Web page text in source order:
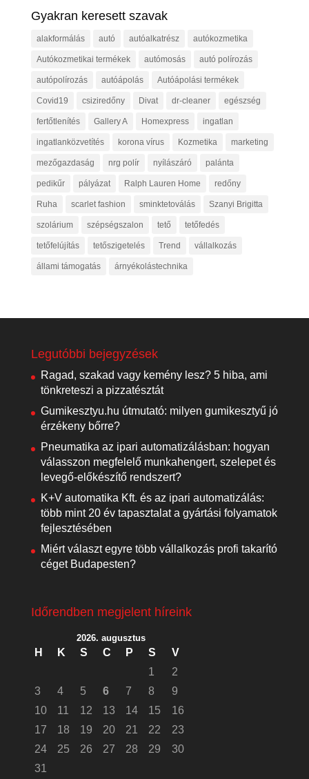
Gyakran keresett szavak
alakformálás autó autóalkatrész autókozmetika
Autókozmetikai termékek autómosás autó polírozás
autópolírozás autóápolás Autóápolási termékek
Covid19 csiziredőny Divat dr-cleaner egészség
fertőtlenítés Gallery A Homexpress ingatlan
ingatlanközvetítés korona vírus Kozmetika marketing
mezőgazdaság nrg polír nyílászáró palánta
pedikűr pályázat Ralph Lauren Home redőny
Ruha scarlet fashion sminktetoválás Szanyi Brigitta
szolárium szépségszalon tető tetőfedés
tetőfelújítás tetőszigetelés Trend vállalkozás
állami támogatás árnyékolástechnika
Legutóbbi bejegyzések
Ragad, szakad vagy kemény lesz? 5 hiba, ami
tönkreteszi a pizzatésztát
Gumikesztyu.hu útmutató: milyen gumikesztyű jó
érzékeny bőrre?
Pneumatika az ipari automatizálásban: hogyan
válasszon megfelelő munkahengert, szelepet és
levegő-előkészítő rendszert?
K+V automatika Kft. és az ipari automatizálás:
több mint 20 év tapasztalat a gyártási folyamatok
fejlesztésében
Miért választ egyre több vállalkozás profi takarító
céget Budapesten?
Időrendben megjelent híreink
2026. augusztus
H K S C P S
V
1
2
3
4 5 6 7 8
9
10
11 12 13 14 15
16
17
18 19 20 21 22
23
24
25 26 27 28 29
30
31